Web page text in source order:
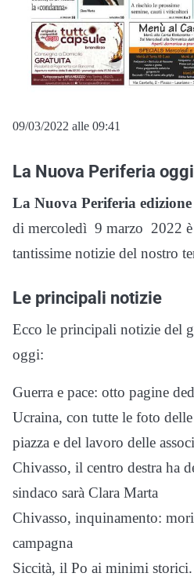
09/03/2022 alle 09:41
La Nuova Periferia
La Nuova Periferia edizione
di mercoledì 9 marzo 2022
tantissime notizie del nostro
Le principali notizie
Ecco le principali notizie del
oggi:
Guerra e pace: otto pagine
Ucraina, con tutte le foto
piazza e del lavoro delle
Chivasso, il centro destra ha
sindaco sarà Clara Marta
Chivasso, inquinamento:
campagna
Siccità, il Po ai minimi